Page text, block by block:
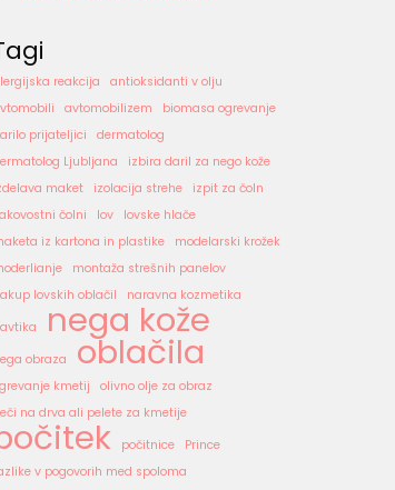
reakcija
antioksidanti v olju
avtomobilizem
biomasa ogrevanje
prijateljici
dermatolog
Ljubljana
izbira daril za nego kože
maket
izolacija strehe
izpit za čoln
čolni
lov
lovske hlače
iz kartona in plastike
modelarski krožek
montaža strešnih panelov
lovskih oblačil
naravna kozmetika
nega kože
obraza oblačila
kmetij
olivno olje za obraz
na drva ali pelete za kmetije
počitnice
Prince
v pogovorih med spoloma